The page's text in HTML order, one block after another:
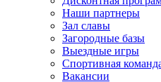
Наши партнеры
Зал славы
Загородные базы
Выездные игры
Спортивная
Вакансии